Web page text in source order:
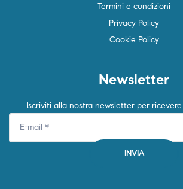
Termini e condizioni
Privacy Policy
Cookie Policy
Newsletter
Iscriviti alla nostra newsletter per